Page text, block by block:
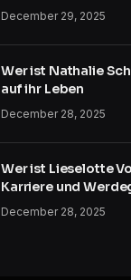
December 29, 2025
Wer ist Nathalie
auf ihr Leben
December 28, 2025
Wer ist Lieselotte
Karriere und
December 28, 2025